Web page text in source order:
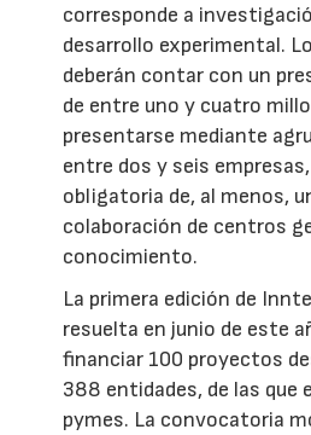
corresponde a
desarrollo experimental.
deberán contar con un
de entre uno y cuatro
presentarse mediante
entre dos y seis
obligatoria de, al menos,
colaboración de centros
conocimiento.
La primera edición de
resuelta en junio de este
financiar 100 proyectos
388 entidades, de las que
pymes. La convocatoria